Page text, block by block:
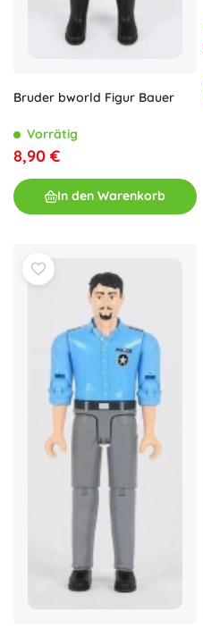
Bruder bworld Figur Bauer
Vorrätig
8,90 €
In den Warenkorb